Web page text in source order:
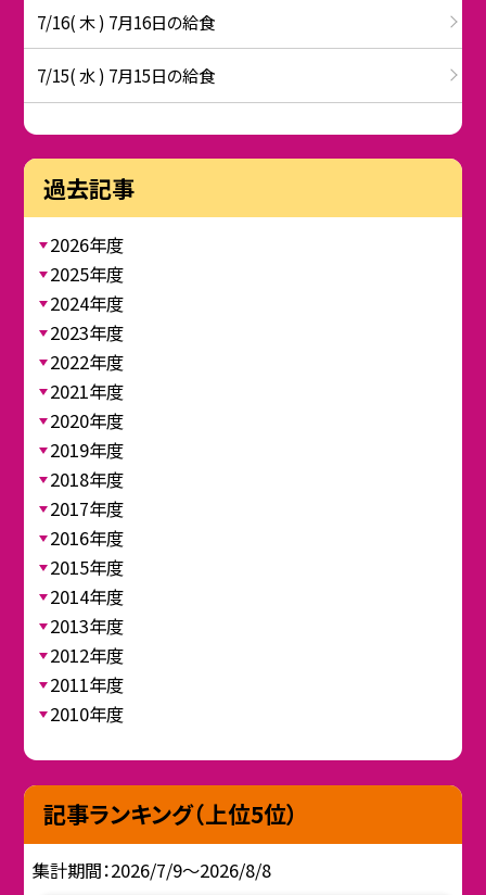
7/16( 木 ) 7月16日の給食
7/15( 水 ) 7月15日の給食
過去記事
2026年度
2025年度
2024年度
2023年度
2022年度
2021年度
2020年度
2019年度
2018年度
2017年度
2016年度
2015年度
2014年度
2013年度
2012年度
2011年度
2010年度
記事ランキング（上位5位）
集計期間：2026/7/9～2026/8/8